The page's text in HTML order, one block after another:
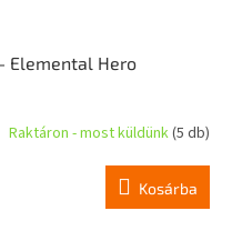
Elemental Hero
Raktáron - most küldünk(5 db)
Kosárba